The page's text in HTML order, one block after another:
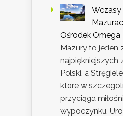
Wczasy
Ośrodek Omega
Mazury to jeden
najpiękniejszych
Polski, a
które w
przyciąga
wypoczynku.